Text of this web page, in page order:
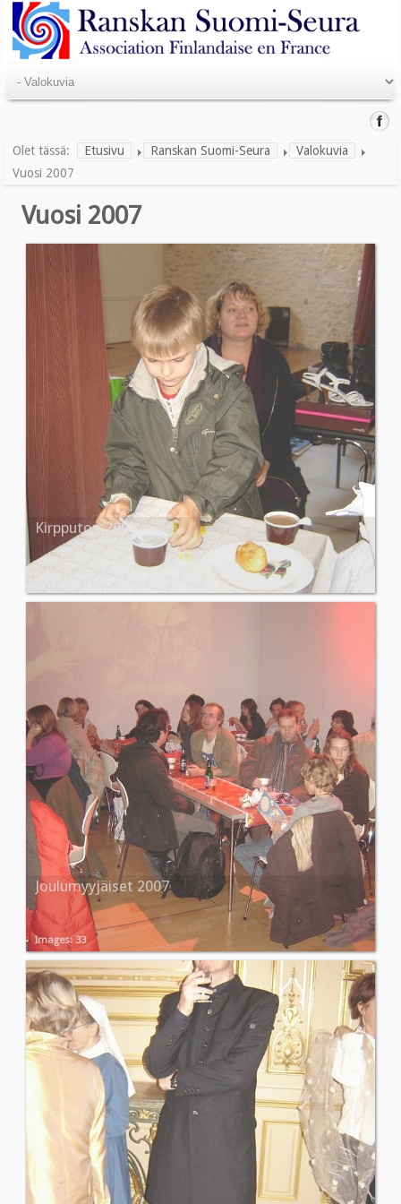
Olet tässä: Etusivu Ranskan Suomi-Seura
Valokuvia
Vuosi 2007
Vuosi 2007
Kirpputori 2007
Joulumyyjäiset 2007
Images: 33